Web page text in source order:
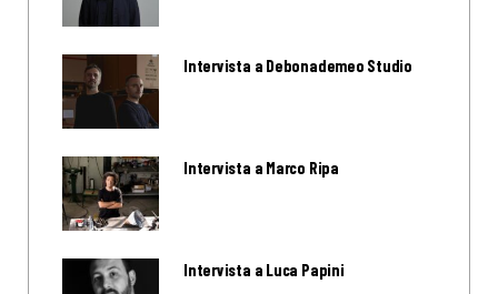
Intervista a Debonademeo Studio
Intervista a Marco Ripa
Intervista a Luca Papini